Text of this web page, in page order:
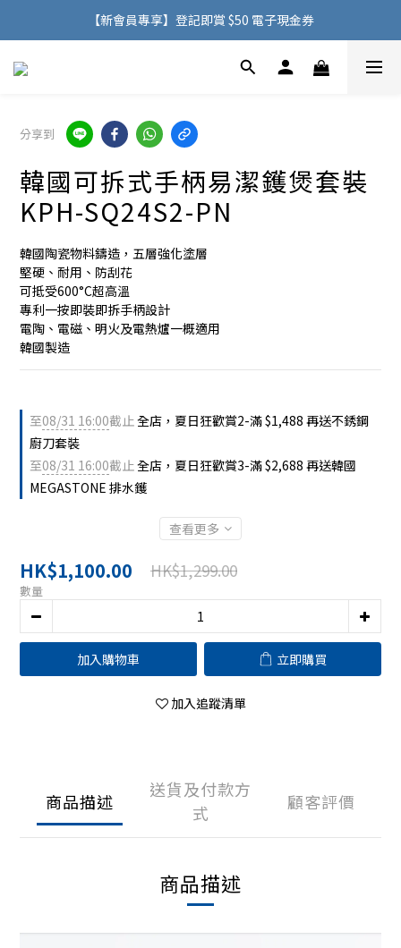
購物滿 HK$500，即可免費享用香港地區送貨服務
【新會員專享】登記即賞 $50 電子現金券
購物滿 HK$500，即可免費享用香港地區送貨服務
分享到
韓國可拆式手柄易潔鑊煲套裝
KPH-SQ24S2-PN
韓國陶瓷物料鑄造，五層強化塗層
堅硬、耐用、防刮花
可抵受600°C超高溫
專利一按即裝即拆手柄設計
電陶、電磁、明火及電熱爐一概適用
韓國製造
至08/31 16:00截止全店，夏日狂歡賞2-滿 $1,488 再送不銹鋼
廚刀套裝
至08/31 16:00截止全店，夏日狂歡賞3-滿 $2,688 再送韓國
MEGASTONE 排水鑊
查看更多
HK$1,100.00 HK$1,299.00
數量
加入購物車 立即購買
加入追蹤清單
商品描述
送貨及付款方
式
顧客評價
商品描述